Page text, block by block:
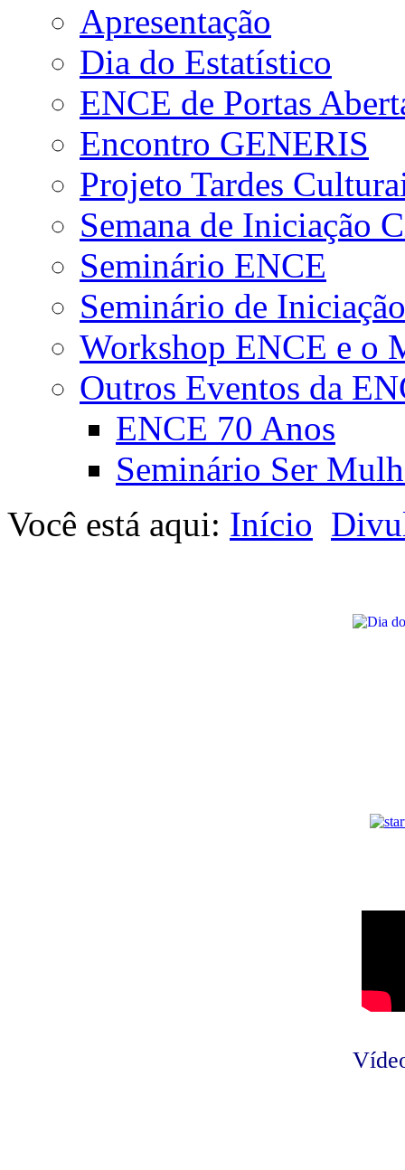
Apresentação
Dia do Estatístico
ENCE de Portas
Encontro GENERIS
Projeto Tardes
Semana de Iniciação
Seminário ENCE
Seminário de
Workshop ENCE e o
Outros Eventos da
ENCE 70 Anos
Seminário Ser
Você está aqui: Início